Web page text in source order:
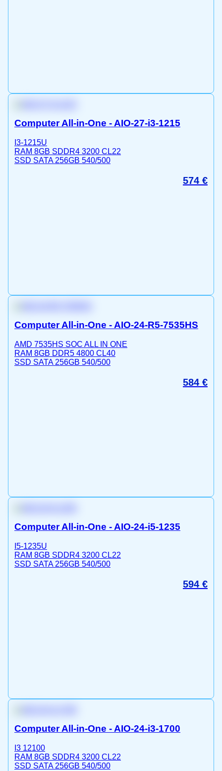
Computer All-in-One - AIO-27-i3-1215
I3-1215U
RAM 8GB SDDR4 3200 CL22
SSD SATA 256GB 540/500
574 €
Computer All-in-One - AIO-24-R5-7535HS
AMD 7535HS SOC ALL IN ONE
RAM 8GB DDR5 4800 CL40
SSD SATA 256GB 540/500
584 €
Computer All-in-One - AIO-24-i5-1235
I5-1235U
RAM 8GB SDDR4 3200 CL22
SSD SATA 256GB 540/500
594 €
Computer All-in-One - AIO-24-i3-1700
I3 12100
RAM 8GB SDDR4 3200 CL22
SSD SATA 256GB 540/500